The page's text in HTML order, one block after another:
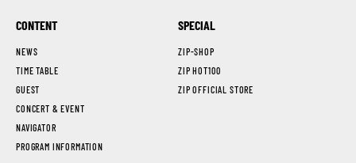
CONTENT
NEWS
TIME TABLE
GUEST
CONCERT & EVENT
NAVIGATOR
PROGRAM INFORMATION
SPECIAL
ZIP-SHOP
ZIP HOT100
ZIP OFFICIAL STORE